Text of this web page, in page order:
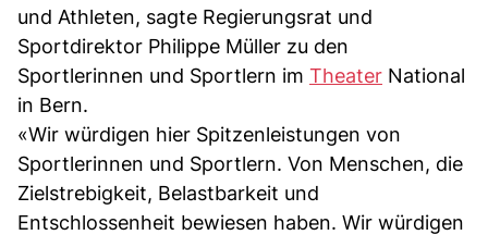
und Athleten, sagte Regierungsrat und
Sportdirektor Philippe Müller zu den
Sportlerinnen und Sportlern im Theater National
in Bern.
«Wir würdigen hier Spitzenleistungen von
Sportlerinnen und Sportlern. Von Menschen, die
Zielstrebigkeit, Belastbarkeit und
Entschlossenheit bewiesen haben. Wir würdigen